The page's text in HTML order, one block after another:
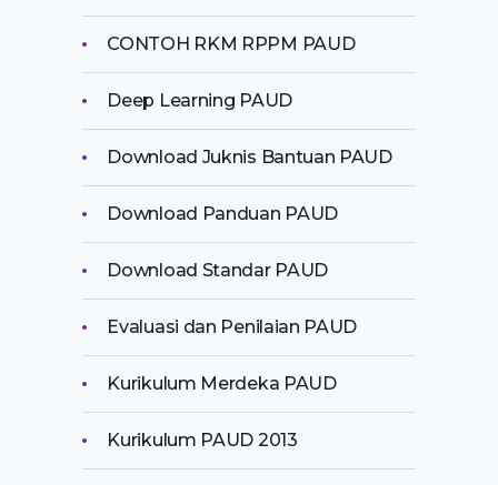
CONTOH RKM RPPM PAUD
Deep Learning PAUD
Download Juknis Bantuan PAUD
Download Panduan PAUD
Download Standar PAUD
Evaluasi dan Penilaian PAUD
Kurikulum Merdeka PAUD
Kurikulum PAUD 2013